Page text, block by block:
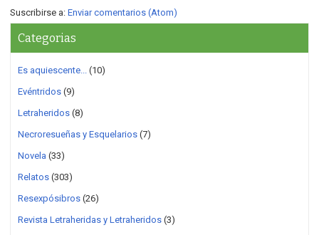
Suscribirse a: Enviar comentarios (Atom)
Categorias
Es aquiescente... (10)
Evéntridos (9)
Letraheridos (8)
Necroresueñas y Esquelarios (7)
Novela (33)
Relatos (303)
Resexpósibros (26)
Revista Letraheridas y Letraheridos (3)